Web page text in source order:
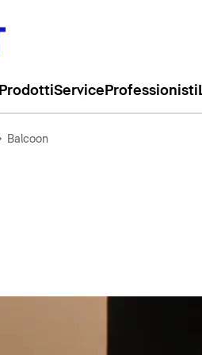
ProdottiService Professionisti
Balcoon